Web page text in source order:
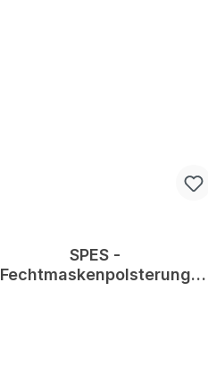
SPES -
Fechtmaskenpolsterung